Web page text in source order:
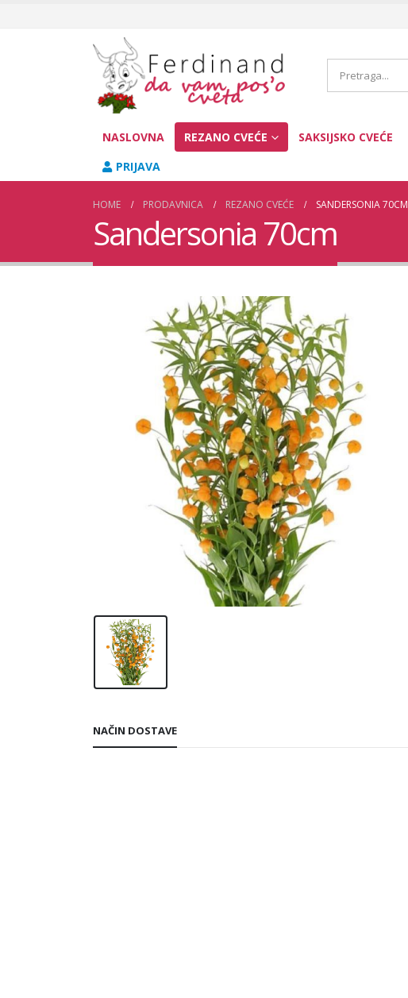
NASLOVNA REZANO CVEĆE SAKSIJSKO CVEĆE
PRIJAVA
HOME PRODAVNICA REZANO CVEĆE SANDERSONIA 70CM
Sandersonia 70cm
NAČIN DOSTAVE